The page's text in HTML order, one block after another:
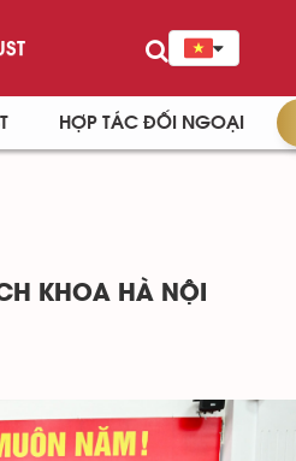
HỢP TÁC ĐỐI NGOẠI
KHOA HÀ NỘI